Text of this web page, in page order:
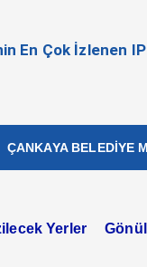
En Çok İzlenen
BELEDİYE MECLİSİ
Yerler